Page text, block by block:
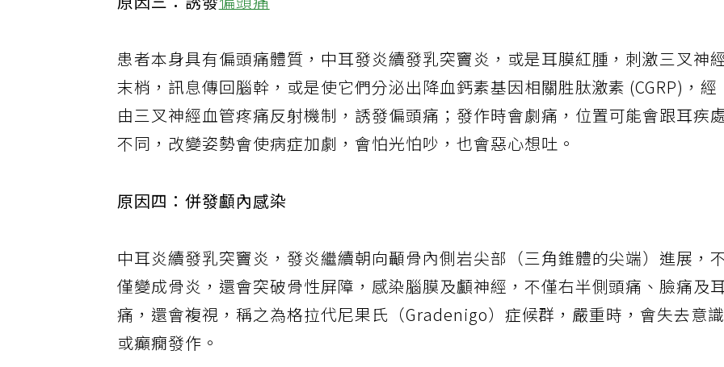
原因三：誘發偏頭痛
患者本身具有偏頭痛體質，中耳發炎續發乳突竇炎，或是耳膜紅腫，刺激三叉神
末梢，訊息傳回腦幹，或是使它們分泌出降血鈣素基因相關胜肽激素 (CGRP)，經
由三叉神經血管疼痛反射機制，誘發偏頭痛；發作時會劇痛，位置可能會跟耳疾
不同，改變姿勢會使病症加劇，會怕光怕吵，也會惡心想吐。
原因四：併發顱內感染
中耳炎續發乳突竇炎，發炎繼續朝向顳骨內側岩尖部（三角錐體的尖端）進展，
僅變成骨炎，還會突破骨性屏障，感染腦膜及顱神經，不僅右半側頭痛、臉痛及
痛，還會複視，稱之為格拉代尼果氏（Gradenigo）症候群，嚴重時，會失去意
或癲癇發作。